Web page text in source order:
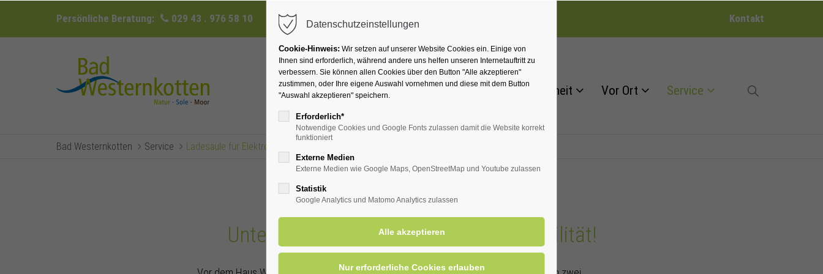
Persönliche Beratung: 029 43 . 976 58 10 info@badwesternkotten.de Kontakt
Ihr Heilbad Übernachten Für Ihre Gesundheit Vor Ort Service
Bad Westernkotten Service Ladesäule für Elektroautos
Ladesäule für Elektroautos
Unterstützung umweltfreundlicher Mobilität!
Datenschutzeinstellungen
Cookie-Hinweis: Wir setzen auf unserer Website Cookies ein. Einige von
Ihnen sind erforderlich, während andere uns helfen unseren Internetauftritt zu
verbessern. Sie können allen Cookies über den Button "Alle akzeptieren"
zustimmen, oder Ihre eigene Auswahl vornehmen und diese mit dem Button
"Auswahl akzeptieren" speichern.
Erforderlich*
Notwendige Cookies und Google Fonts zulassen damit die Website korrekt
funktioniert
Externe Medien
Externe Medien wie Google Maps, OpenStreetMap und Youtube zulassen
Statistik
Google Analytics und Matomo Analytics zulassen